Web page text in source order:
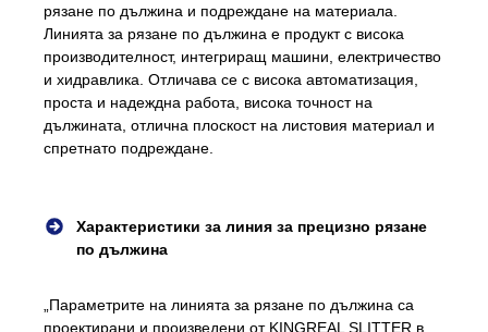
рязане по дължина и подреждане на материала.
Линията за рязане по дължина е продукт с висока
производителност, интегриращ машини, електричество
и хидравлика. Отличава се с висока автоматизация,
проста и надеждна работа, висока точност на
дължината, отлична плоскост на листовия материал и
спретнато подреждане.
Характеристики за линия за прецизно рязане
по дължина
„Параметрите на линията за рязане по дължина са
проектирани и произведени от KINGREAL SLITTER в